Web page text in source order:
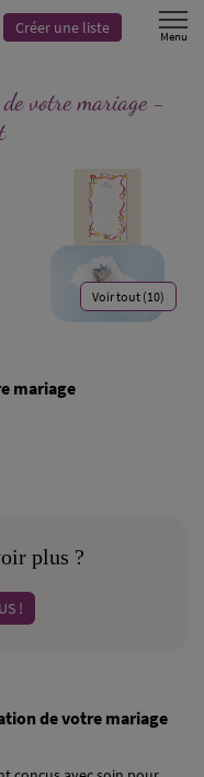
Créer une liste
votre mariage -
Voir tout (10)
mariage
plus ?
!
de votre mariage